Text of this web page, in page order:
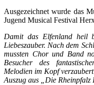
Ausgezeichnet wurde das
Jugend Musical Festival
Damit das Elfenland heil
Liebeszauber. Nach dem
mussten Chor und Band
Besucher des
Melodien im Kopf
Auszug aus „Die